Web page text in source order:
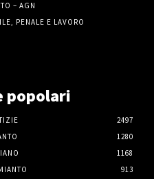
– AGN
PENALE E LAVORO
popolari
2497
1280
1168
913